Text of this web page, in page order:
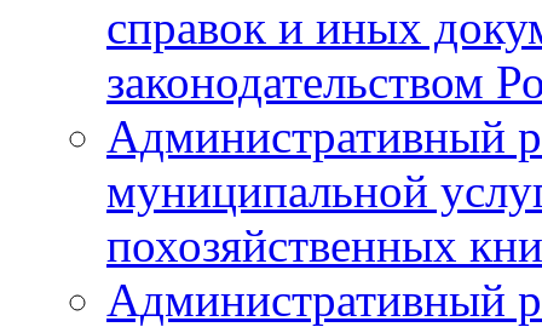
справок и иных
законодательством
Административный
муниципальной
похозяйственных
Административный